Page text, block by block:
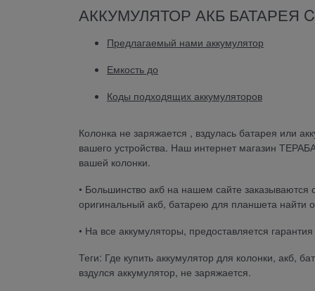
АККУМУЛЯТОР АКБ БАТАРЕЯ
Предлагаемый нами аккумулятор
Емкость до
Коды подходящих аккумуляторов
Колонка не заряжается , вздулась батарея или
вашего устройства. Наш интернет магазин
вашей колонки.
• Большинство акб на нашем сайте
оригинальный акб, батарею для планшета найти
• На все аккумуляторы, предоставляется
Теги: Где купить аккумулятор для колонки, акб,
вздулся аккумулятор, не заряжается.